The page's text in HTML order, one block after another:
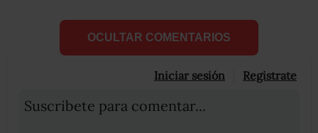
OCULTAR COMENTARIOS
Iniciar sesión Registrate
Suscribete para comentar...